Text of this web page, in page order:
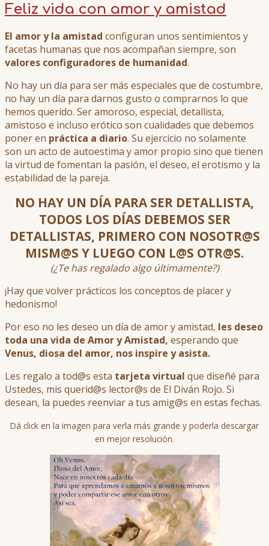
Feliz vida con amor y amistad
El amor y la amistad configuran unos sentimientos y
facetas humanas que nos acompañan siempre, son
valores configuradores de humanidad.
No hay un día para ser más especiales que de costumbre,
no hay un día para darnos gusto o comprarnos lo que
hemos querido. Ser amoroso, especial, detallista,
amistoso e incluso erótico son cualidades que debemos
poner en práctica a diario. Su ejercicio no solamente
son un acto de autoestima y amor propio sino que tienen
la virtud de fomentan la pasión, el deseo, el erotismo y la
estabilidad de la pareja.
NO HAY UN DÍA PARA SER DETALLISTA,
TODOS LOS DÍAS DEBEMOS SER
DETALLISTAS, PRIMERO CON NOSOTR@S
MISM@S Y LUEGO CON L@S OTR@S.
(¿Te has regalado algo últimamente?)
¡Hay que volver prácticos los conceptos de placer y
hedonismo!
Por eso no les deseo un día de amor y amistad, les deseo
toda una vida de Amor y Amistad, esperando que
Venus, diosa del amor, nos inspire y asista.
Les regalo a tod@s esta tarjeta virtual que diseñé para
Ustedes, mis querid@s lector@s de El Diván Rojo. Si
desean, la puedes reenviar a tus amig@s en estas fechas.
Dá click en la imagen para verla más grande y poderla descargar
en mejor resolución.